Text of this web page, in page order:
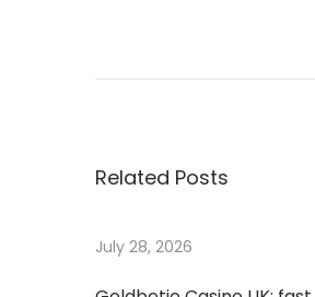
e
t
Related Posts
July 28, 2026